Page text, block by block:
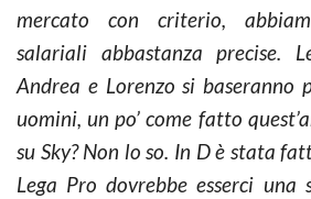
mercato con criterio,
salariali abbastanza precise.
Andrea e Lorenzo si
uomini, un po’ come fatto
su Sky? Non lo so. In D è stata
Lega Pro dovrebbe esserci una